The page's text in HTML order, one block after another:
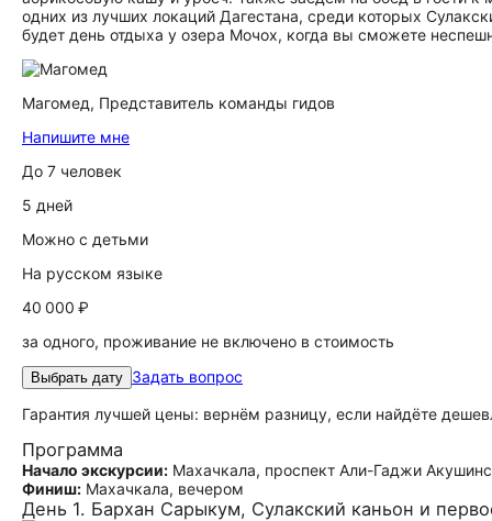
одних из лучших локаций Дагестана, среди которых
будет день отдыха у озера Мочох, когда вы сможете
Магомед, Представитель команды гидов
Напишите мне
До 7 человек
5 дней
Можно с детьми
На русском языке
40 000 ₽
за одного, проживание не включено в стоимость
Выбрать дату Задать вопрос
Гарантия лучшей цены: вернём разницу, если найдёте
Программа
Начало экскурсии: Махачкала, проспект Али-Гаджи
Финиш: Махачкала, вечером
День 1. Бархан Сарыкум, Сулакский каньон и